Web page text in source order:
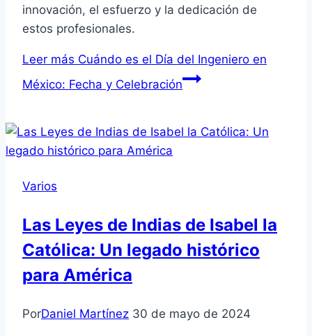
innovación, el esfuerzo y la dedicación de
estos profesionales.
Leer más Cuándo es el Día del Ingeniero en
México: Fecha y Celebración
Varios
Las Leyes de Indias de Isabel la
Católica: Un legado histórico
para América
PorDaniel Martínez 30 de mayo de 2024